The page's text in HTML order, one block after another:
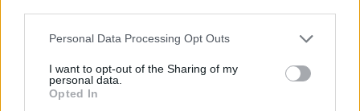
Please note that this website/app uses one or more Google
not limited to your visit or usage behaviour. You may click to
grant or deny consent to Google and its third-party tags to
use your data for below specified purposes in below Google
Personal Data Processing Opt Outs
I want to opt-out of the Sharing of my
personal data.
Opted In